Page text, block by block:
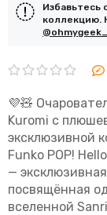
Избавьтесь
коллекцию.
💜🧸
Kuromi с
эксклюзивной
Funko POP!
—
посвящённая
вселенной